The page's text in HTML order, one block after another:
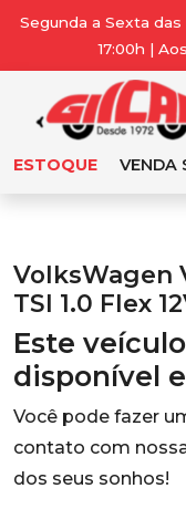
Segunda a Sexta das
17:00h |
ESTOQUE VENDA
VolksWagen
TSI 1.0 Flex
Este
disponível
Você pode fazer
contato com
dos seus sonhos!